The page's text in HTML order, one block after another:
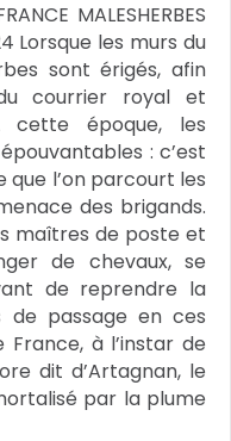
MALESHERBES
Lorsque les murs du
sont érigés, afin
du courrier royal et
cette époque, les
: c’est
que l’on parcourt les
des brigands.
maîtres de poste et
de chevaux, se
de reprendre la
de passage en ces
France, à l’instar de
dit d’Artagnan, le
par la plume